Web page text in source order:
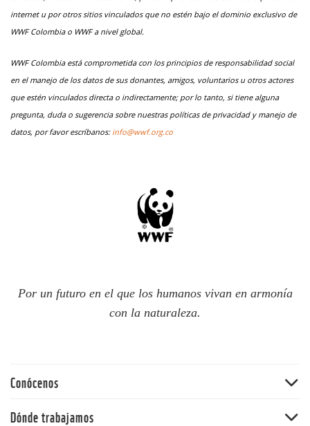
internet u por otros sitios vinculados que no estén bajo el dominio exclusivo de
WWF Colombia o WWF a nivel global.
WWF Colombia está comprometida con los principios de responsabilidad social
en el manejo de los datos de sus donantes, amigos, voluntarios u otros actores
que estén vinculados directa o indirectamente; por lo tanto, si tiene alguna
pregunta, duda o sugerencia sobre nuestras políticas de privacidad y manejo de
datos, por favor escríbanos: info@wwf.org.co
Por un futuro en el que los humanos vivan en armonía
con la naturaleza.
Conócenos
Dónde trabajamos